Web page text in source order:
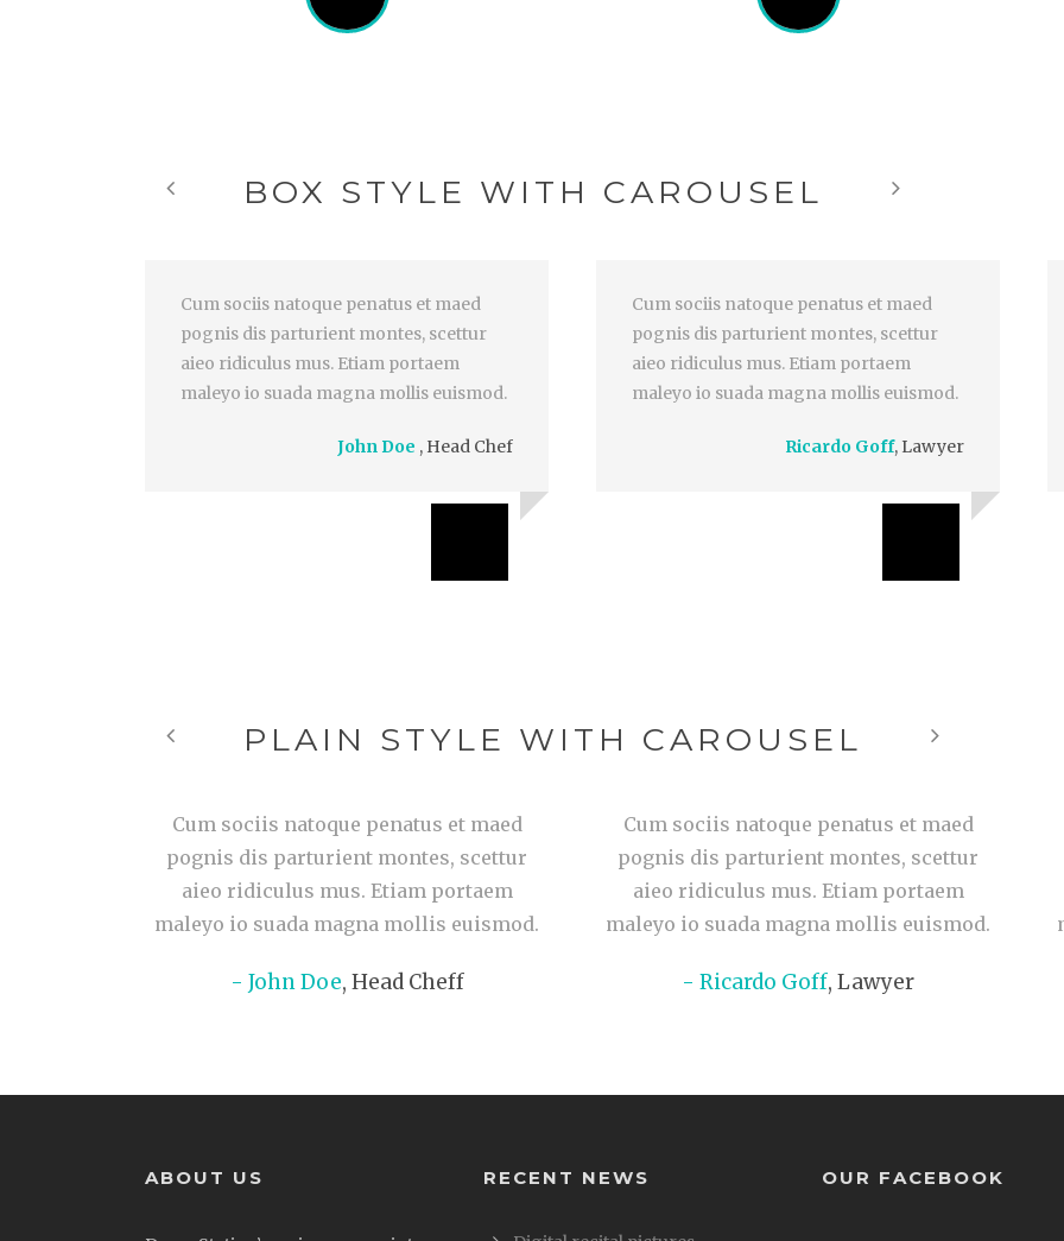
BOX STYLE WITH CAROUSEL
Cum sociis natoque penatus et maed
pognis dis parturient montes, scettur
aieo ridiculus mus. Etiam portaem
maleyo io suada magna mollis euismod.
John Doe , Head Chef
Cum sociis natoque penatus et maed
pognis dis parturient montes, scettur
aieo ridiculus mus. Etiam portaem
maleyo io suada magna mollis euismod.
Ricardo Goff, Lawyer
PLAIN STYLE WITH CAROUSEL
Cum sociis natoque penatus et maed
pognis dis parturient montes, scettur
aieo ridiculus mus. Etiam portaem
maleyo io suada magna mollis euismod.
John Doe, Head Cheff
Cum sociis natoque penatus et maed
pognis dis parturient montes, scettur
aieo ridiculus mus. Etiam portaem
maleyo io suada magna mollis euismod.
Ricardo Goff, Lawyer
ABOUT US RECENT NEWS OUR FACEBOOK